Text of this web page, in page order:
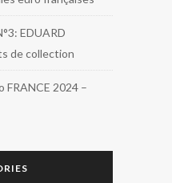
EDUARD
de collection
FRANCE 2024 –